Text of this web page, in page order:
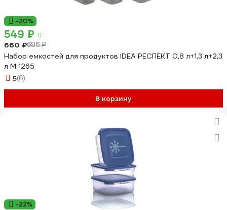
-20%
549 ₽
660 ₽686 ₽
Набор емкостей для продуктов IDEA РЕСПЕКТ 0,8 л+1,3 л+2,3
л М 1265
5(6)
В корзину
-22%